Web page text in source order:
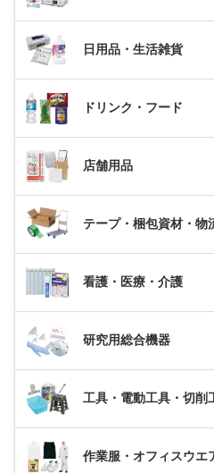
日用品・生活雑貨
ドリンク・フード
店舗用品
テープ・梱包資材・物
看護・医療・介護
研究用総合機器
工具・電動工具・切削
作業服・オフィスウエ